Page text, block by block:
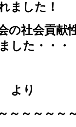
ました！
の社会貢
した・・・
より
～～～～～